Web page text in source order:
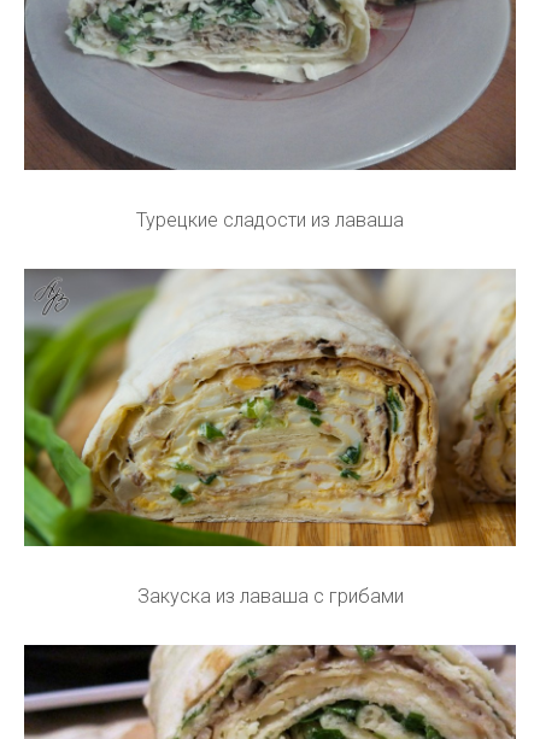
Турецкие сладости из лаваша
Закуска из лаваша с грибами